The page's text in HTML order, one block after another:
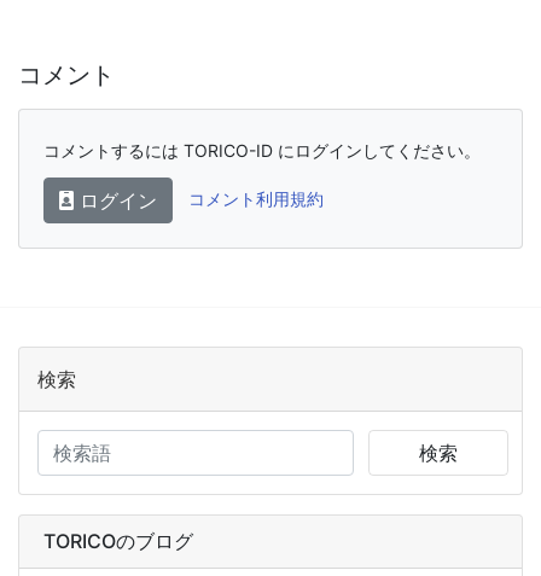
コメント
コメントするには TORICO-ID にログインしてください。
ログイン コメント利用規約
検索
検索
TORICOのブログ